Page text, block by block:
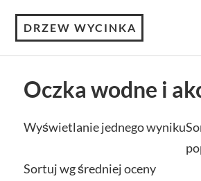
DRZEW WYCINKA
Oczka wodne i
Wyświetlanie jednego wyniku
Sortuj wg średniej oceny